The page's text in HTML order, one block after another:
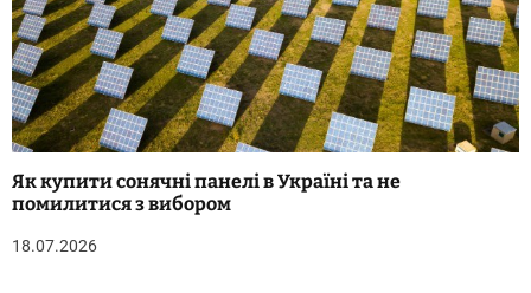
Як купити сонячні панелі в Україні та не
помилитися з вибором
18.07.2026